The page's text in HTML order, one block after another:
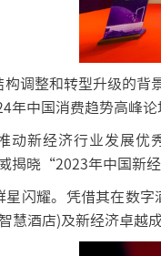
调整和转型升级的背
年中国消费趋势高峰
动新经济行业发展优
揭晓“2023年中国新
闪耀。凭借其在数字
慧酒店)及新经济卓越